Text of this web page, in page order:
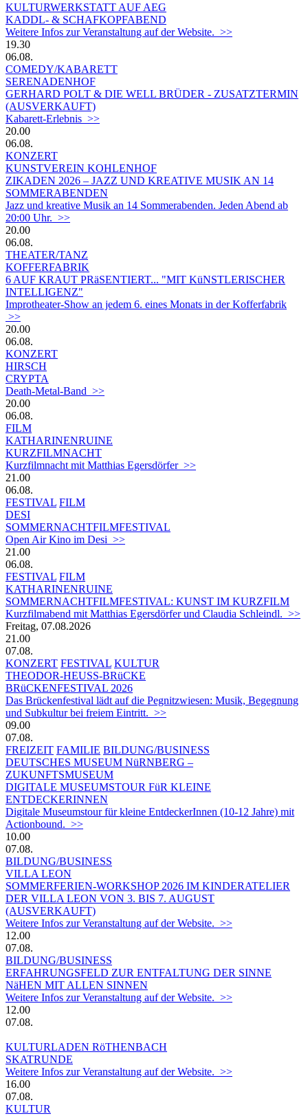
KULTURWERKSTATT AUF AEG
KADDL- & SCHAFKOPFABEND
Weitere Infos zur Veranstaltung auf der Website. >>
19.30
06.08.
COMEDY/KABARETT
SERENADENHOF
GERHARD POLT & DIE WELL BRÜDER - ZUSATZTERMIN
(AUSVERKAUFT)
Kabarett-Erlebnis >>
20.00
06.08.
KONZERT
KUNSTVEREIN KOHLENHOF
ZIKADEN 2026 – JAZZ UND KREATIVE MUSIK AN 14
SOMMERABENDEN
Jazz und kreative Musik an 14 Sommerabenden. Jeden Abend ab
20:00 Uhr. >>
20.00
06.08.
THEATER/TANZ
KOFFERFABRIK
6 AUF KRAUT PRäSENTIERT... "MIT KüNSTLERISCHER
INTELLIGENZ"
Improtheater-Show an jedem 6. eines Monats in der Kofferfabrik
>>
20.00
06.08.
KONZERT
HIRSCH
CRYPTA
Death-Metal-Band >>
20.00
06.08.
FILM
KATHARINENRUINE
KURZFILMNACHT
Kurzfilmnacht mit Matthias Egersdörfer >>
21.00
06.08.
FESTIVAL FILM
DESI
SOMMERNACHTFILMFESTIVAL
Open Air Kino im Desi >>
21.00
06.08.
FESTIVAL FILM
KATHARINENRUINE
SOMMERNACHTFILMFESTIVAL: KUNST IM KURZFILM
Kurzfilmabend mit Matthias Egersdörfer und Claudia Schleindl. >>
Freitag, 07.08.2026
21.00
07.08.
KONZERT FESTIVAL KULTUR
THEODOR-HEUSS-BRüCKE
BRüCKENFESTIVAL 2026
Das Brückenfestival lädt auf die Pegnitzwiesen: Musik, Begegnung
und Subkultur bei freiem Eintritt. >>
09.00
07.08.
FREIZEIT FAMILIE BILDUNG/BUSINESS
DEUTSCHES MUSEUM NüRNBERG –
ZUKUNFTSMUSEUM
DIGITALE MUSEUMSTOUR FüR KLEINE
ENTDECKERINNEN
Digitale Museumstour für kleine EntdeckerInnen (10-12 Jahre) mit
Actionbound. >>
10.00
07.08.
BILDUNG/BUSINESS
VILLA LEON
SOMMERFERIEN-WORKSHOP 2026 IM KINDERATELIER
DER VILLA LEON VON 3. BIS 7. AUGUST
(AUSVERKAUFT)
Weitere Infos zur Veranstaltung auf der Website. >>
12.00
07.08.
BILDUNG/BUSINESS
ERFAHRUNGSFELD ZUR ENTFALTUNG DER SINNE
NäHEN MIT ALLEN SINNEN
Weitere Infos zur Veranstaltung auf der Website. >>
12.00
07.08.
KULTURLADEN RöTHENBACH
SKATRUNDE
Weitere Infos zur Veranstaltung auf der Website. >>
16.00
07.08.
KULTUR